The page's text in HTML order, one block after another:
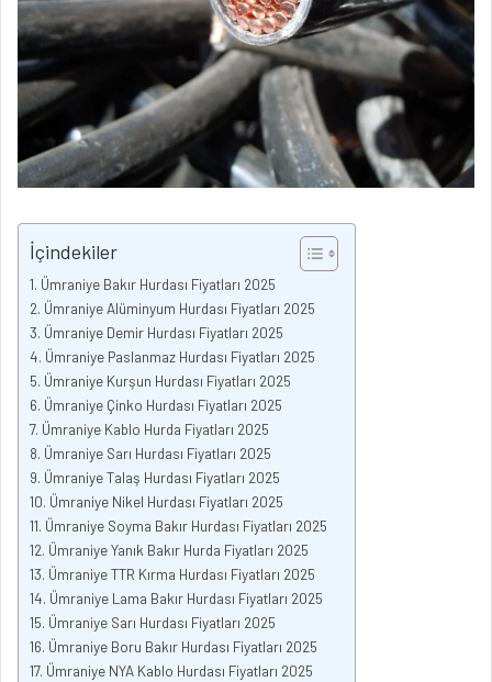
İçindekiler
Ümraniye Bakır Hurdası Fiyatları 2025
Ümraniye Alüminyum Hurdası Fiyatları 2025
Ümraniye Demir Hurdası Fiyatları 2025
Ümraniye Paslanmaz Hurdası Fiyatları 2025
Ümraniye Kurşun Hurdası Fiyatları 2025
Ümraniye Çinko Hurdası Fiyatları 2025
Ümraniye Kablo Hurda Fiyatları 2025
Ümraniye Sarı Hurdası Fiyatları 2025
Ümraniye Talaş Hurdası Fiyatları 2025
Ümraniye Nikel Hurdası Fiyatları 2025
Ümraniye Soyma Bakır Hurdası Fiyatları 2025
Ümraniye Yanık Bakır Hurda Fiyatları 2025
Ümraniye TTR Kırma Hurdası Fiyatları 2025
Ümraniye Lama Bakır Hurdası Fiyatları 2025
Ümraniye Sarı Hurdası Fiyatları 2025
Ümraniye Boru Bakır Hurdası Fiyatları 2025
Ümraniye NYA Kablo Hurdası Fiyatları 2025